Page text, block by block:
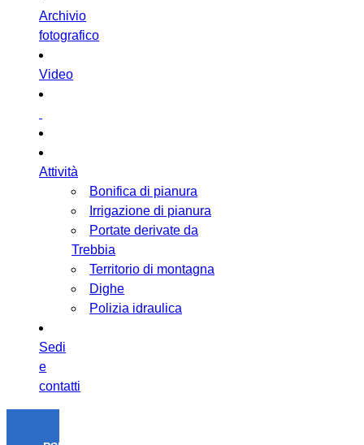
Archivio
fotografico
Video
Attività
Bonifica di pianura
Irrigazione di pianura
Portate derivate da
Trebbia
Territorio di montagna
Dighe
Polizia idraulica
Sedi
e
contatti